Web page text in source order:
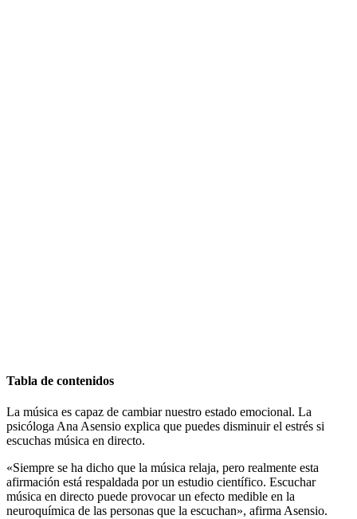
Tabla de contenidos
La música es capaz de cambiar nuestro estado emocional. La
psicóloga Ana Asensio explica que puedes disminuir el estrés si
escuchas música en directo.
«Siempre se ha dicho que la música relaja, pero realmente esta
afirmación está respaldada por un estudio científico. Escuchar
música en directo puede provocar un efecto medible en la
neuroquímica de las personas que la escuchan», afirma Asensio.